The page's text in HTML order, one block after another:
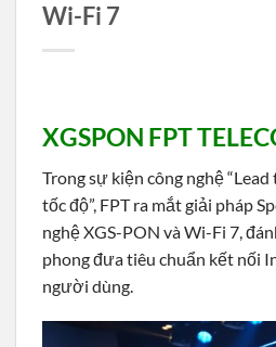
Wi-Fi 7
XGSPON FPT
Trong sự kiện công nghệ
tốc độ”, FPT ra mắt giải pháp
nghệ XGS-PON và Wi-Fi 7,
phong đưa tiêu chuẩn kết nối
người dùng.